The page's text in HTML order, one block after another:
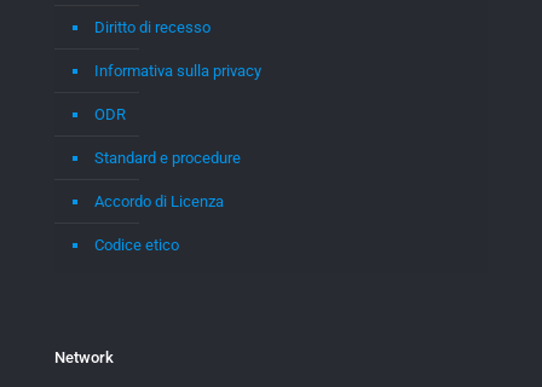
Diritto di recesso
Informativa sulla privacy
ODR
Standard e procedure
Accordo di Licenza
Codice etico
Network